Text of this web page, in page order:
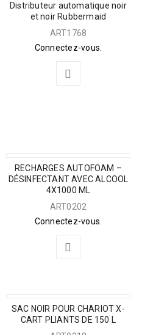
Distributeur automatique noir
et noir Rubbermaid
ART1768
Connectez-vous.
RECHARGES AUTOFOAM –
DÉSINFECTANT AVEC ALCOOL
4X1000 ML
ART0202
Connectez-vous.
SAC NOIR POUR CHARIOT X-
CART PLIANTS DE 150 L